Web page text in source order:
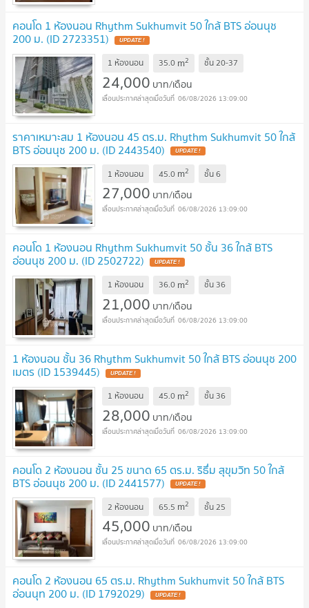
คอนโด 1 ห้องนอน Rhythm Sukhumvit 50 ใกล้ BTS อ่อนนุช
200 ม. (ID 2723351) UPDATE !
1 ห้องนอน 35.0 m2 ชั้น20-37
24,000 บาท/เดือน
06/08/2026 13:09:00
ราคาเหมาะสม 1 ห้องนอน 45 ตร.ม. Rhythm Sukhumvit 50 ใกล้
BTS อ่อนนุช 200 ม. (ID 2443540) UPDATE !
1 ห้องนอน 45.0 m2 ชั้น6
27,000 บาท/เดือน
06/08/2026 13:09:00
คอนโด 1 ห้องนอน Rhythm Sukhumvit 50 ชั้น 36 ใกล้ BTS
อ่อนนุช 200 ม. (ID 2502722) UPDATE !
1 ห้องนอน 36.0 m2 ชั้น 36
21,000 บาท/เดือน
06/08/2026 13:09:00
1 ห้องนอน ชั้น 36 Rhythm Sukhumvit 50 ใกล้ BTS อ่อนนุช 200
เมตร (ID 1539445) UPDATE !
1 ห้องนอน 45.0 m2 ชั้น 36
28,000 บาท/เดือน
06/08/2026 13:09:00
คอนโด 2 ห้องนอน ชั้น 25 ขนาด 65 ตร.ม. ริธึ่ม สุขุมวิท 50 ใกล้
BTS อ่อนนุช 200 ม. (ID 2441577) UPDATE !
2 ห้องนอน 65.5 m2 ชั้น25
45,000 บาท/เดือน
06/08/2026 13:09:00
คอนโด 2 ห้องนอน 65 ตร.ม. Rhythm Sukhumvit 50 ใกล้ BTS
อ่อนนุท 200 ม. (ID 1792029) UPDATE !